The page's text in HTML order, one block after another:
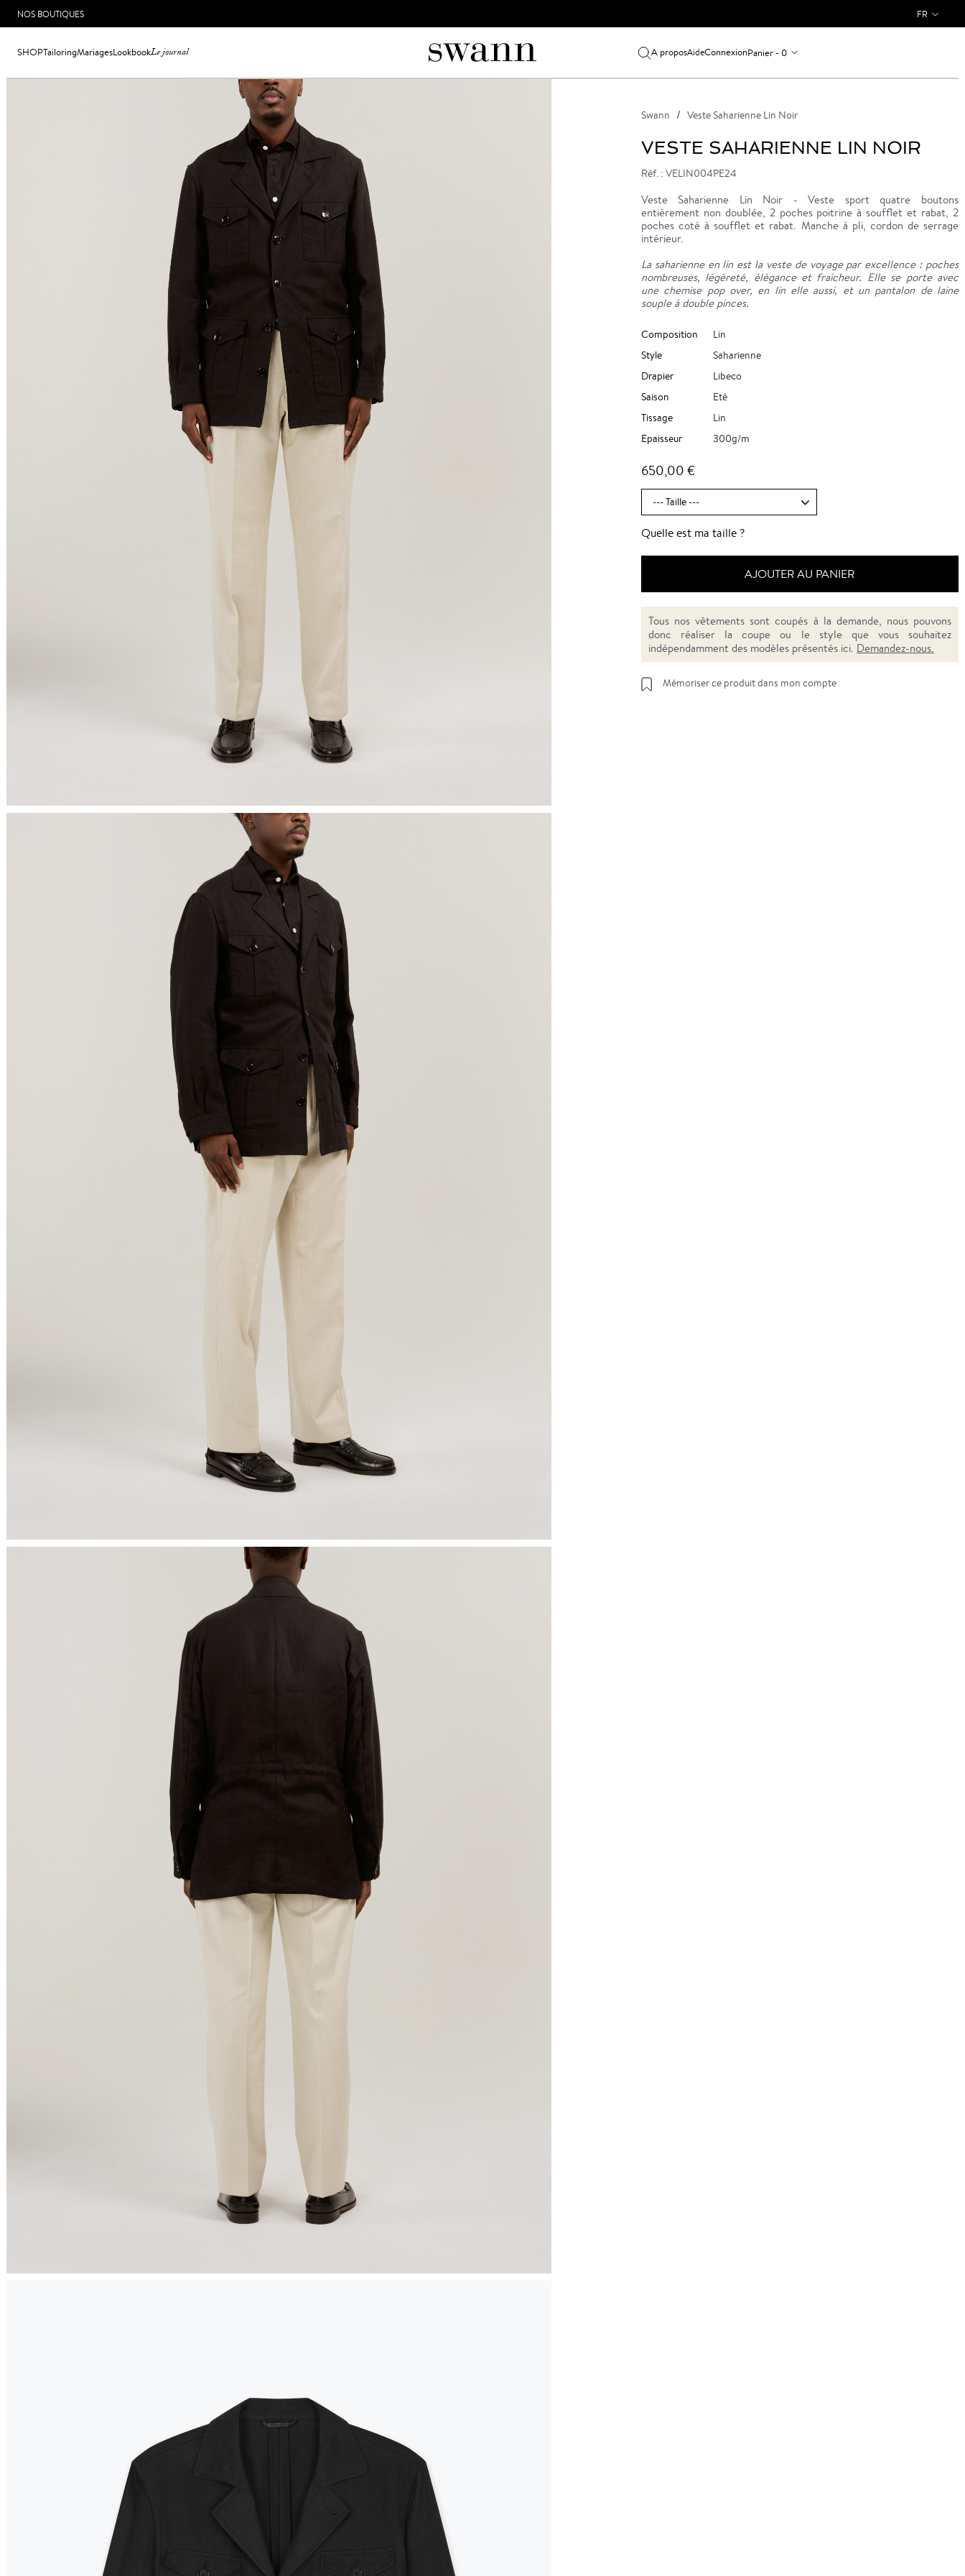
NOS BOUTIQUES FR
SHOPTailoringMariagesLookbookLe journal A proposAideConnexionPanier - 0
Swann Veste Saharienne Lin Noir
VESTE SAHARIENNE LIN NOIR
Réf. : VELIN004PE24
Veste Saharienne Lin Noir - Veste sport quatre boutons
entièrement non doublée, 2 poches poitrine à soufflet et rabat, 2
poches coté à soufflet et rabat. Manche à pli, cordon de serrage
intérieur.
La saharienne en lin est la veste de voyage par excellence : poches
nombreuses, légèreté, élégance et fraicheur. Elle se porte avec
une chemise pop over, en lin elle aussi, et un pantalon de laine
souple à double pinces.
Composition
Lin
Style
Saharienne
Drapier
Libeco
Saison
Eté
Tissage
Lin
Epaisseur
300g/m
650,00 €
Quelle est ma taille ?
AJOUTER AU PANIER
Tous nos vêtements sont coupés à la demande, nous pouvons
donc réaliser la coupe ou le style que vous souhaitez
indépendamment des modèles présentés ici. Demandez-nous.
Mémoriser ce produit dans mon compte